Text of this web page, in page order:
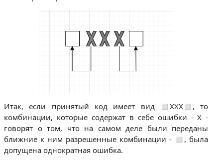
Итак, если принятый код имеет вид ◻ХХХ◻, то
комбинации, которые содержат в себе ошибки - Х -
говорят о том, что на самом деле были переданы
ближние к ним разрешенные комбинации - ◻, была
допущена однократная ошибка.